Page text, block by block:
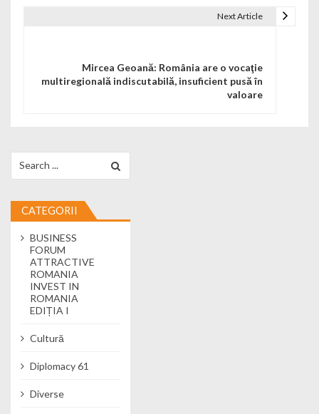
Next Article
Mircea Geoană: România are o vocaţie
multiregională indiscutabilă, insuficient pusă în
valoare
CATEGORII
BUSINESS
FORUM
ATTRACTIVE
ROMANIA
INVEST IN
ROMANIA
EDIȚIA I
Cultură
Diplomacy 61
Diverse